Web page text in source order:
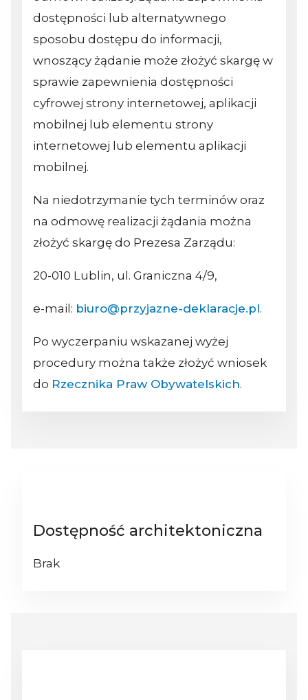
dostępności lub alternatywnego
sposobu dostępu do informacji,
wnoszący żądanie może złożyć skargę w
sprawie zapewnienia dostępności
cyfrowej strony internetowej, aplikacji
mobilnej lub elementu strony
internetowej lub elementu aplikacji
mobilnej.
Na niedotrzymanie tych terminów oraz
na odmowę realizacji żądania można
złożyć skargę do Prezesa Zarządu:
20-010 Lublin, ul. Graniczna 4/9,
e-mail: biuro@przyjazne-deklaracje.pl.
Po wyczerpaniu wskazanej wyżej
procedury można także złożyć wniosek
do Rzecznika Praw Obywatelskich.
Dostępność architektoniczna
Brak